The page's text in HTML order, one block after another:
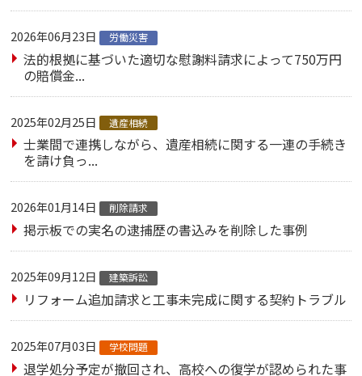
2026年06月23日 労働災害
法的根拠に基づいた適切な慰謝料請求によって750万円
の賠償金...
2025年02月25日 遺産相続
士業間で連携しながら、遺産相続に関する一連の手続き
を請け負っ...
2026年01月14日 削除請求
掲示板での実名の逮捕歴の書込みを削除した事例
2025年09月12日 建築訴訟
リフォーム追加請求と工事未完成に関する契約トラブル
2025年07月03日 学校問題
退学処分予定が撤回され、高校への復学が認められた事